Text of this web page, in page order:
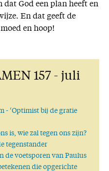
dat God een plan heeft en
En dat geeft de
en hoop!
157 - juli
- ‘Optimist bij de gratie
is, wie zal tegen ons zijn?
tegenstander
de voetsporen van Paulus
die opgerichte